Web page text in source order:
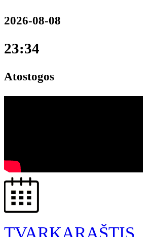
2026-08-08
23:34
Atostogos
TVARKARAŠTIS